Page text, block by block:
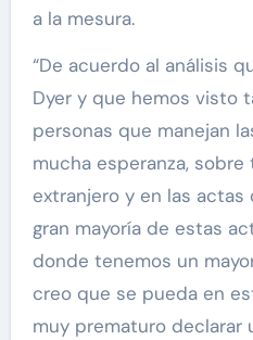
a la mesura.
“De acuerdo al análisis
Dyer y que hemos visto
personas que manejan
mucha esperanza,
extranjero y en las actas
gran mayoría de estas
donde tenemos un
creo que se pueda en
muy prematuro declarar